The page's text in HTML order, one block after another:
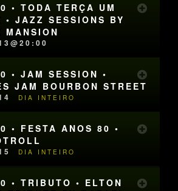
• TODA TERÇA UM
• JAZZ SESSIONS BY
MANSION
• JAM SESSION •
JAM BOURBON STREET
DIA INTEIRO
• FESTA ANOS 80 •
DIA INTEIRO
• TRIBUTO • ELTON